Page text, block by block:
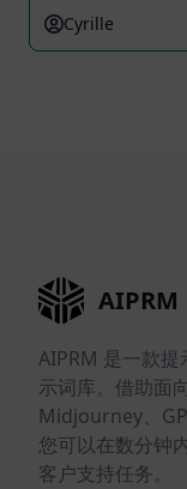
Cyrille
AIPRM
AIPRM 是一款
示词库。借助面
Midjourney、
您可以在数分钟
客户支持任务。